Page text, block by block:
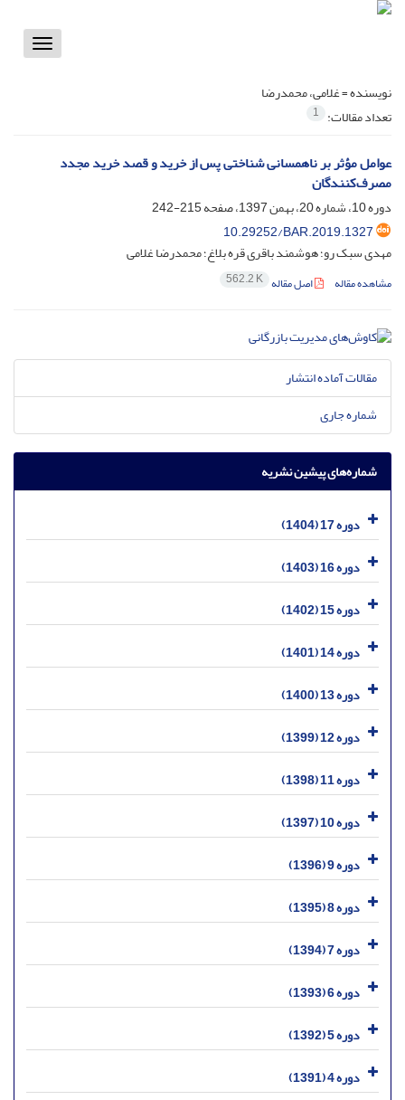
Toggle
نویسنده =غلامی، محمدرضا
تعداد مقالات: 1
عوامل مؤثر بر ناهمسانی شناختی پس از خرید و قصد خرید‌ مجدد
مصرف‌کنندگان
دوره 10، شماره 20، بهمن 1397، صفحه
215-242
10.29252/BAR.2019.1327
مهدی سبک رو؛ هوشمند باقری قره بلاغ؛ محمدرضا غلامی
مشاهده مقاله اصل مقاله 562.2 K
مقالات آماده انتشار
شماره جاری
شماره‌های پیشین نشریه
دوره 17 (1404)
دوره 16 (1403)
دوره 15 (1402)
دوره 14 (1401)
دوره 13 (1400)
دوره 12 (1399)
دوره 11 (1398)
دوره 10 (1397)
دوره 9 (1396)
دوره 8 (1395)
دوره 7 (1394)
دوره 6 (1393)
دوره 5 (1392)
دوره 4 (1391)